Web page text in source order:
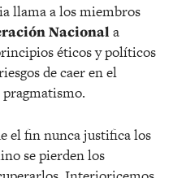
llama a los miembros
Nacional a
éticos y políticos
de caer en el
pragmatismo.
el fin nunca justifica los
se pierden los